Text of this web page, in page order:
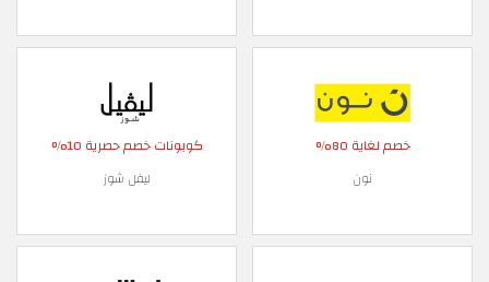
خصم لغاية 80%
نون
كوبونات خصم حصرية 10%
ليفل شوز